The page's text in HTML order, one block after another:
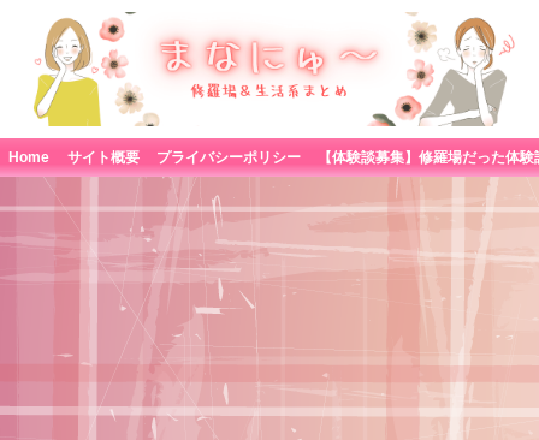
Home サイト概要 プライバシーポリシー